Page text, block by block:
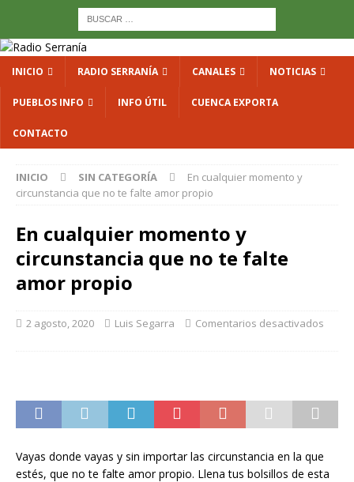
INICIO RADIO SERRANÍA CANALES NOTICIAS
PUEBLOS INFO INFO ÚTIL CUENCA EXPORTA
CONTACTO
INICIO SIN CATEGORÍA
En cualquier momento y
circunstancia que no te falte amor propio
En cualquier momento y
circunstancia que no te falte
amor propio
2 agosto, 2020 Luis Segarra Comentarios desactivados
Vayas donde vayas y sin importar las circunstancia en la que
estés, que no te falte amor propio. Llena tus bolsillos de esta